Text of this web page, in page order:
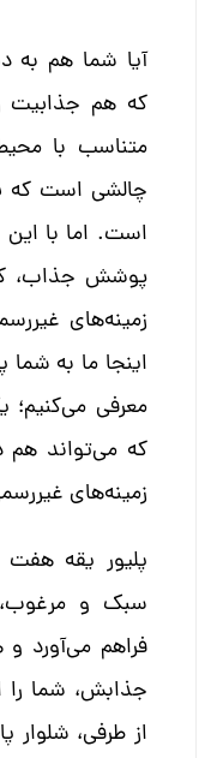
آیا شما هم به
که هم
متناسب با
چالشی است که
است. اما با این
پوشش جذاب،
زمینه‌های
اینجا ما به شما
معرفی
که می‌تواند
زمینه‌های
پلیور یقه
سبک و
فراهم می‌آورد
جذابش، شما را
از طرفی، شلوار